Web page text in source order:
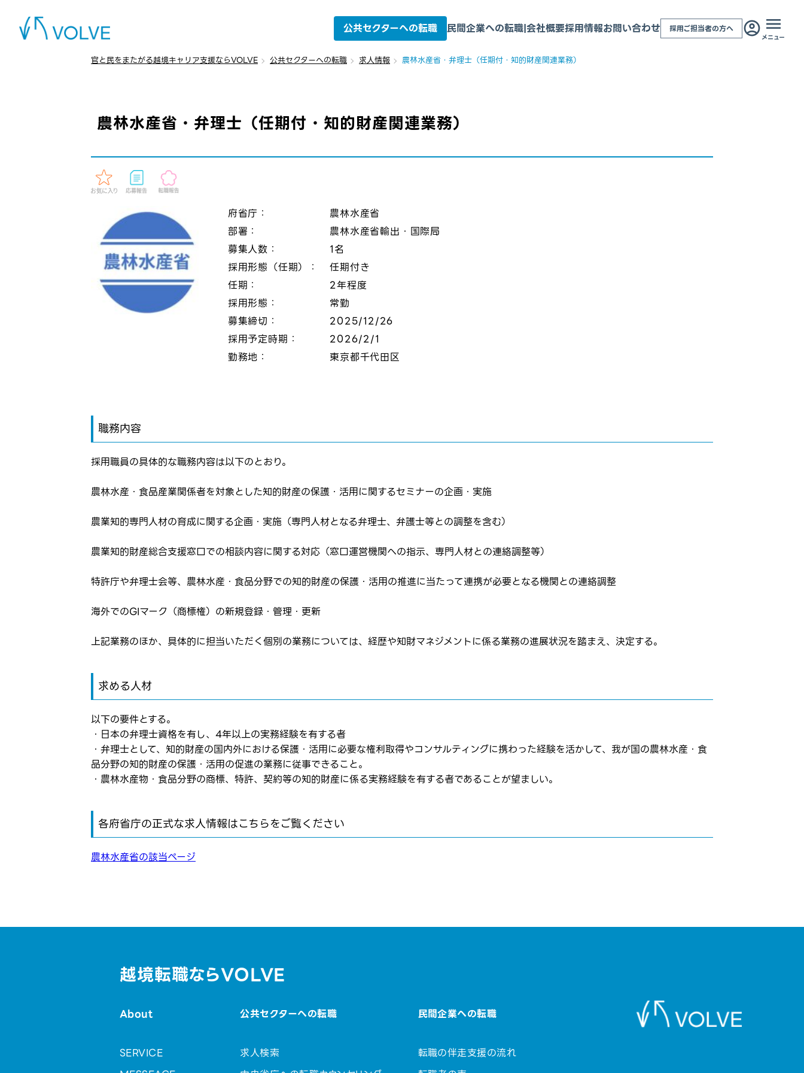
公共セクターへの転職 民間企業への転職|会社概要採用情報お問い合わせ 採用ご担当者の方へ
メニュー
弊社ホームページの求人票をみて
応募した方へ
応募完了通知をする
弊社ホームページの求人票をみて
応募し、転職を決めた方
転職報告をする
お気に入り登録にはログインが必要です
メールアドレス
パスワード
新規会員登録
官と民をまたがる越境キャリア支援ならVOLVE 公共セクターへの転職 求人情報 農林水産省・弁理士（任期付・知的財産関連業務）
農林水産省・弁理士（任期付・知的財産関連業務）
府省庁：
農林水産省
部署：
農林水産省輸出・国際局
募集人数：
1名
採用形態（任期）：
任期付き
任期：
2年程度
採用形態：
常勤
募集締切：
2025/12/26
採用予定時期：
2026/2/1
勤務地：
東京都千代田区
職務内容
採用職員の具体的な職務内容は以下のとおり。
農林水産・食品産業関係者を対象とした知的財産の保護・活用に関するセミナーの企画・実施
農業知的専門人材の育成に関する企画・実施（専門人材となる弁理士、弁護士等との調整を含む）
農業知的財産総合支援窓口での相談内容に関する対応（窓口運営機関への指示、専門人材との連絡調整等）
特許庁や弁理士会等、農林水産・食品分野での知的財産の保護・活用の推進に当たって連携が必要となる機関との連絡調整
海外でのGIマーク（商標権）の新規登録・管理・更新
上記業務のほか、具体的に担当いただく個別の業務については、経歴や知財マネジメントに係る業務の進展状況を踏まえ、決定する。
求める人材
以下の要件とする。
・日本の弁理士資格を有し、4年以上の実務経験を有する者
・弁理士として、知的財産の国内外における保護・活用に必要な権利取得やコンサルティングに携わった経験を活かして、我が国の農林水産・食
品分野の知的財産の保護・活用の促進の業務に従事できること。
・農林水産物・食品分野の商標、特許、契約等の知的財産に係る実務経験を有する者であることが望ましい。
各府省庁の正式な求人情報はこちらをご覧ください
農林水産省の該当ページ
越境転職ならVOLVE
About
SERVICE
公共セクターへの転職
求人検索
民間企業への転職
転職の伴走支援の流れ